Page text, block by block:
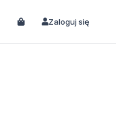
Zaloguj się